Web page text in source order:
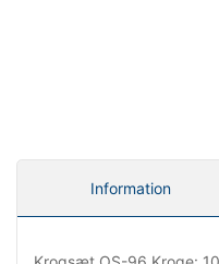
Information